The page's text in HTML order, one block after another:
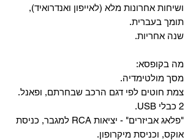
ושיחות אחרונות מלא (לאייפון ואנדרואיד),
תומך בעברית.
שנה אחריות.
מה בקופסא:
מסך מולטימדיה.
צמת חוטים לפי דגם הרכב שבחרתם, ופאנל.
2 כבלי USB.
"פלאג אביזרים" - יציאות RCA למגבר, כניסת
אוקס, וכניסת מיקרופון.